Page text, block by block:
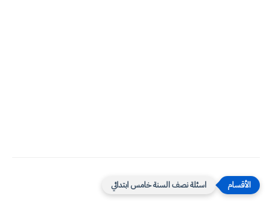
اسئلة نصف السنة خامس ابتدائي